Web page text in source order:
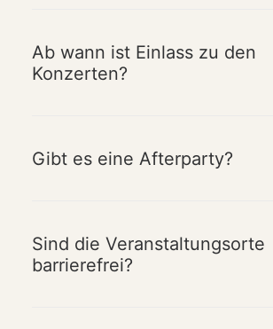
Ab wann ist Einlass zu den
Konzerten?
Gibt es eine Afterparty?
Sind die Veranstaltungsorte
barrierefrei?